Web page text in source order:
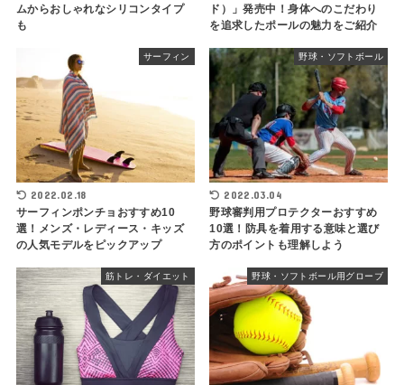
ムからおしゃれなシリコンタイプ
も
ド）」発売中！身体へのこだわり
を追求したポールの魅力をご紹介
サーフィン
2022.02.18
サーフィンポンチョおすすめ10
選！メンズ・レディース・キッズ
の人気モデルをピックアップ
野球・ソフトボール
2022.03.04
野球審判用プロテクターおすすめ
10選！防具を着用する意味と選び
方のポイントも理解しよう
筋トレ・ダイエット 野球・ソフトボール用グローブ